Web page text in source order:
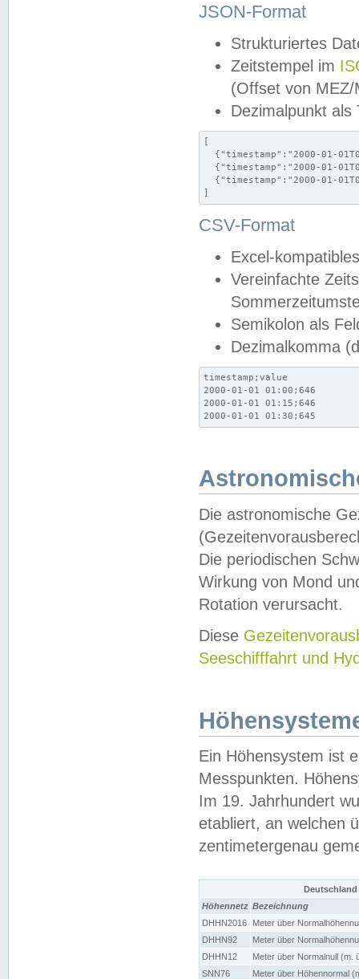
JSON-Format
Strukturiertes
Zeitstempel im
(Offset von MEZ/
Dezimalpunkt als
[
{"timestamp":"2000-01-
{"timestamp":"2000-01-
{"timestamp":"2000-01-
]
CSV-Format
Excel-
Vereinfachte
Semikolon als
Dezimalkomma
timestamp;value
2000-01-01 01:00;646
2000-01-01 01:15;646
2000-01-01 01:30;645
Die astronomische
Die periodischen
Wirkung von Mond
Rotation verursacht.
Diese
Seeschifffahrt und
Ein Höhensystem ist
Messpunkten.
Im 19. Jahrhundert
etabliert, an welchen
zentimetergenau
Höhennetz Bezeichnung
DHHN2016
Meter über
DHHN92
Meter über
DHHN12
Meter über Normalnull (m.
SNN76
Meter über Höhennormal